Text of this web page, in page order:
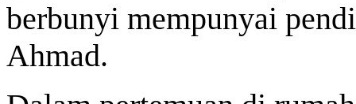
berbunyi mempunyai
Ahmad.